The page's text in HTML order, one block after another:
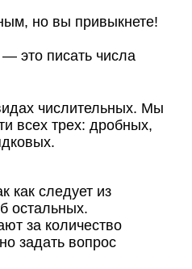
но вы привыкнете!
это писать числа
числительных. Мы
всех трех: дробных,
как следует из
остальных.
за количество
задать вопрос